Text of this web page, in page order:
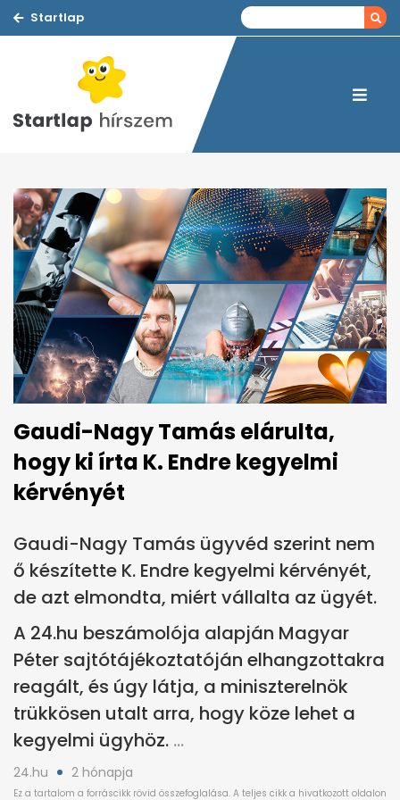
Startlap
Gaudi-Nagy Tamás elárulta,
hogy ki írta K. Endre kegyelmi
kérvényét
Gaudi-Nagy Tamás ügyvéd szerint nem
ő készítette K. Endre kegyelmi kérvényét,
de azt elmondta, miért vállalta az ügyét.
A 24.hu beszámolója alapján Magyar
Péter sajtótájékoztatóján elhangzottakra
reagált, és úgy látja, a miniszterelnök
trükkösen utalt arra, hogy köze lehet a
kegyelmi ügyhöz.
24.hu 2 hónapja